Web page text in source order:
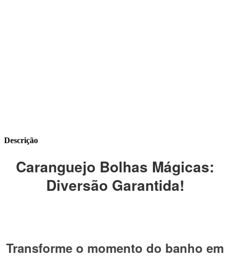
Descrição
Caranguejo Bolhas Mágicas:
Diversão Garantida!
Transforme o momento do banho em